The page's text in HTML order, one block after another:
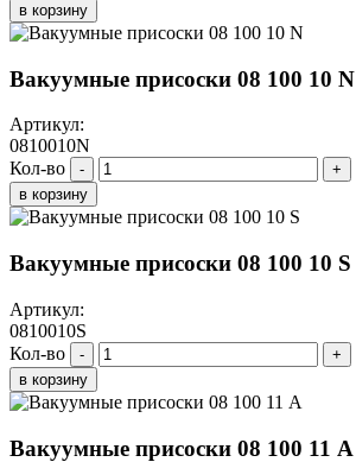
в корзину
Вакуумные присоски 08 100 10 N
Артикул:
0810010N
Кол-во
-
+
в корзину
Вакуумные присоски 08 100 10 S
Артикул:
0810010S
Кол-во
-
+
в корзину
Вакуумные присоски 08 100 11 A